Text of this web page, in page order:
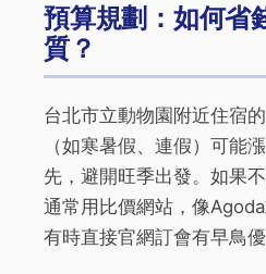
預算規劃：如何省
質？
台北市立動物園附近住宿
（如寒暑假、連假）可能
先，避開旺季出發。如果
通常用比價網站，像
有時直接官網訂會有早鳥優